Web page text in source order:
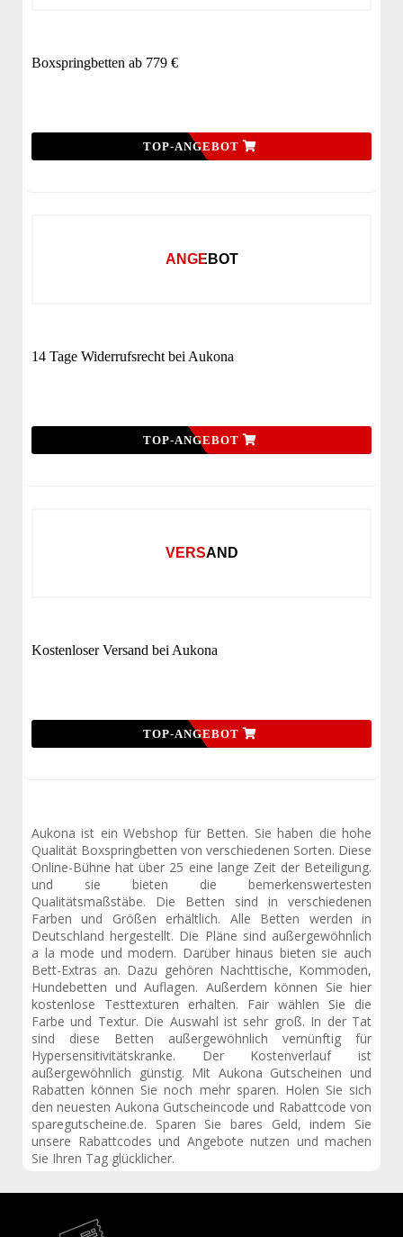
Boxspringbetten ab 779 €
TOP-ANGEBOT
ANGEBOT
14 Tage Widerrufsrecht bei Aukona
TOP-ANGEBOT
VERSAND
Kostenloser Versand bei Aukona
TOP-ANGEBOT
Aukona ist ein Webshop für Betten. Sie haben die hohe
Qualität Boxspringbetten von verschiedenen Sorten. Diese
Online-Bühne hat über 25 eine lange Zeit der Beteiligung.
und sie bieten die bemerkenswertesten
Qualitätsmaßstäbe. Die Betten sind in verschiedenen
Farben und Größen erhältlich. Alle Betten werden in
Deutschland hergestellt. Die Pläne sind außergewöhnlich
a la mode und modern. Darüber hinaus bieten sie auch
Bett-Extras an. Dazu gehören Nachttische, Kommoden,
Hundebetten und Auflagen. Außerdem können Sie hier
kostenlose Testtexturen erhalten. Fair wählen Sie die
Farbe und Textur. Die Auswahl ist sehr groß. In der Tat
sind diese Betten außergewöhnlich vernünftig für
Hypersensitivitätskranke. Der Kostenverlauf ist
außergewöhnlich günstig. Mit Aukona Gutscheinen und
Rabatten können Sie noch mehr sparen. Holen Sie sich
den neuesten Aukona Gutscheincode und Rabattcode von
sparegutscheine.de. Sparen Sie bares Geld, indem Sie
unsere Rabattcodes und Angebote nutzen und machen
Sie Ihren Tag glücklicher.